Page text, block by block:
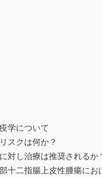
学について
スクは何か？
対し治療は推奨されるか
二指腸上皮性腫瘍に